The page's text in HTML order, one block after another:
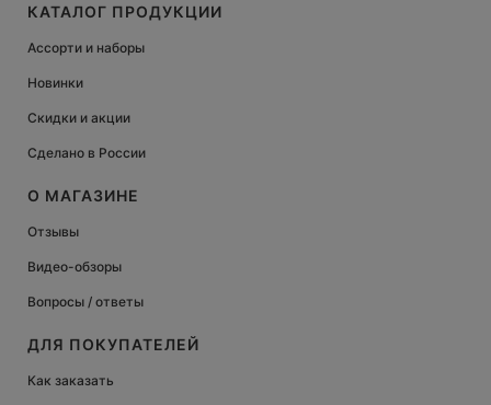
КАТАЛОГ ПРОДУКЦИИ
Ассорти и наборы
Новинки
Скидки и акции
Сделано в России
О МАГАЗИНЕ
Отзывы
Видео-обзоры
Вопросы / ответы
ДЛЯ ПОКУПАТЕЛЕЙ
Как заказать